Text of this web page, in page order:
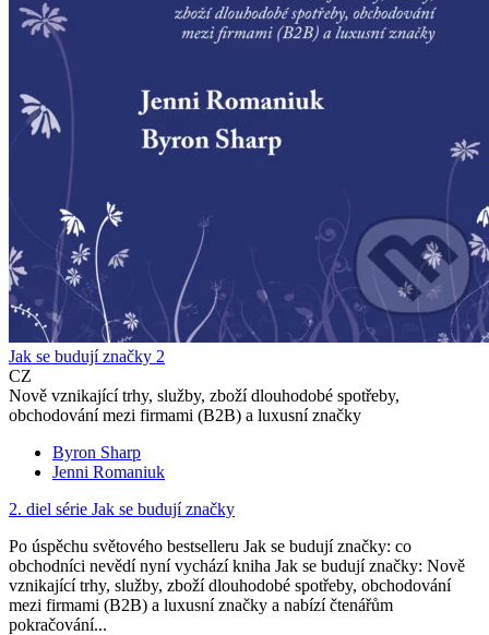
Jak se budují značky 2
CZ
Nově vznikající trhy, služby, zboží dlouhodobé spotřeby,
obchodování mezi firmami (B2B) a luxusní značky
Byron Sharp
Jenni Romaniuk
2. diel série Jak se budují značky
Po úspěchu světového bestselleru Jak se budují značky: co
obchodníci nevědí nyní vychází kniha Jak se budují značky: Nově
vznikající trhy, služby, zboží dlouhodobé spotřeby, obchodování
mezi firmami (B2B) a luxusní značky a nabízí čtenářům
pokračování...